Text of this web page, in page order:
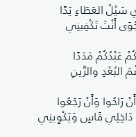
سَيْلُ العَطَاءِ يَدًا
أَنْتَ تَكْفِينِي
عَبْدُكُمْ مَدَدًا
البُعْدِ والرَّينِ
رَاحُوا وَأَنْ رَجَعُوا
قَاسٍ وَيَكْوِينِي